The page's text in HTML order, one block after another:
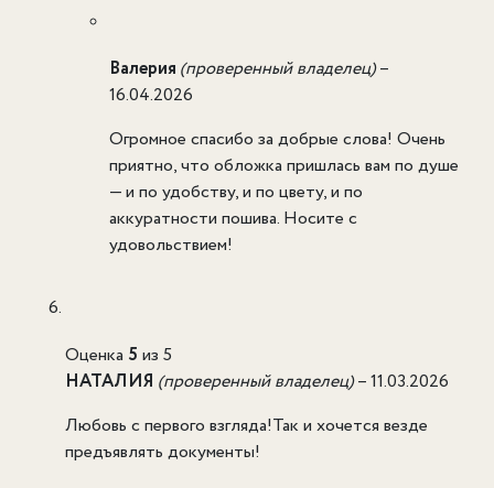
Валерия (проверенный владелец)–
16.04.2026
Огромное спасибо за добрые слова! Очень
приятно, что обложка пришлась вам по душе
— и по удобству, и по цвету, и по
аккуратности пошива. Носите с
удовольствием!
Оценка 5 из 5
НАТАЛИЯ (проверенный владелец)–11.03.2026
Любовь с первого взгляда!Так и хочется везде
предъявлять документы!